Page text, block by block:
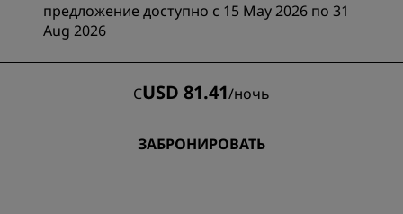
Ознакомьтесь с нашими
Идеи для путешествий
Rad Pets
предложение доступно с 15 May 2026 по 31
Aug 2026
СUSD 81.41/ночь
ЗАБРОНИРОВАТЬ